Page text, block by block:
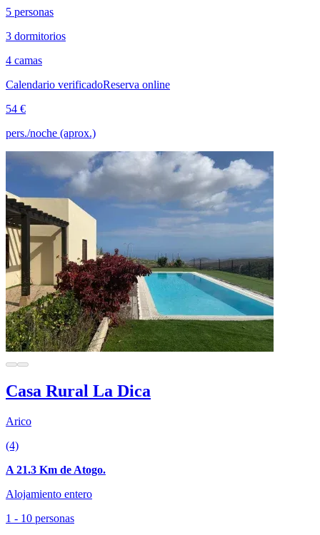
5 personas
3 dormitorios
4 camas
Calendario verificadoReserva online
54 €
pers./noche (aprox.)
Casa Rural La Dica
Arico
(4)
A 21.3 Km de Atogo.
Alojamiento entero
1 - 10 personas